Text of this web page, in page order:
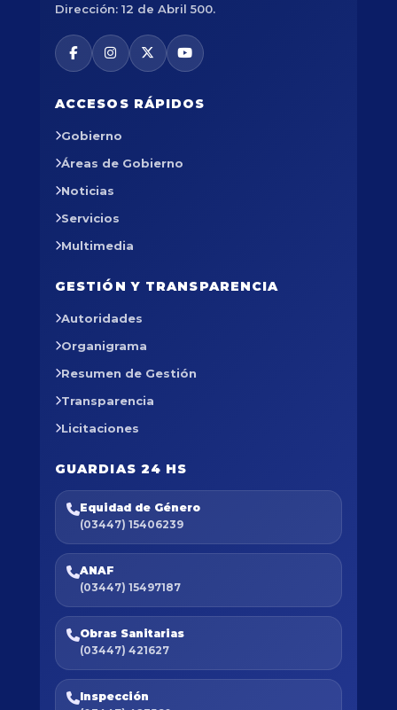
Dirección: 12 de Abril 500.
ACCESOS RÁPIDOS
Gobierno
Áreas de Gobierno
Noticias
Servicios
Multimedia
GESTIÓN Y TRANSPARENCIA
Autoridades
Organigrama
Resumen de Gestión
Transparencia
Licitaciones
GUARDIAS 24 HS
Equidad de Género
(03447) 15406239
ANAF
(03447) 15497187
Obras Sanitarias
(03447) 421627
Inspección